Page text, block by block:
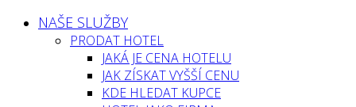
NAŠE SLUŽBY
PRODAT HOTEL
JAKÁ JE CENA HOTELU
JAK ZÍSKAT VYŠŠÍ CENU
KDE HLEDAT KUPCE